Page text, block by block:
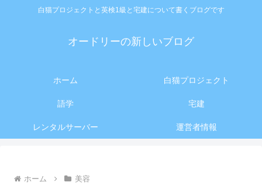
白猫プロジェクトと英検1級と宅建について書くブログです
オードリーの新しいブログ
ホーム 白猫プロジェクト
語学 宅建
レンタルサーバー 運営者情報
ホーム 美容